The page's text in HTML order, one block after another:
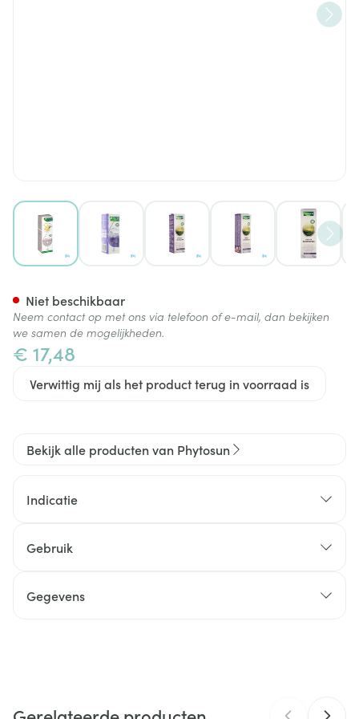
View larger imageView larger imageView larger imageView larger image
View
€ 17,48
Verwittig mij als het product terug in voorraad is
Niet beschikbaar
Neem contact op met ons via telefoon of e-mail, dan bekijken
we samen de mogelijkheden.
Bekijk alle producten van Phytosun
Indicatie
Gebruik
Gegevens